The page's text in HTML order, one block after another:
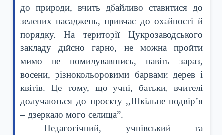
до природи, вчить дбайливо ставитися до
зелених насаджень, привчає до охайності й
порядку. На території Цукрозаводського
закладу дійсно гарно, не можна пройти
мимо не помилувавшись, навіть зараз,
восени, різнокольоровими барвами дерев і
квітів. Це тому, що учні, батьки, вчителі
долучаються до проєкту ,,Шкільне подвір’я
– дзеркало мого селища”.
Педагогічний, учнівський та